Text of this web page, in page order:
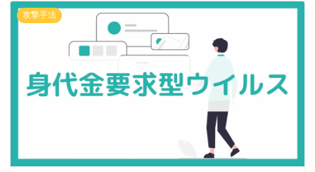
攻撃手法